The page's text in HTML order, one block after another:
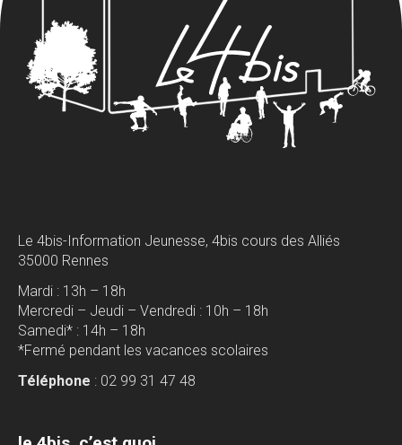
Le 4bis-Information Jeunesse, 4bis cours des Alliés
35000 Rennes
Mardi : 13h – 18h
Mercredi – Jeudi – Vendredi : 10h – 18h
Samedi* : 14h – 18h
*Fermé pendant les vacances scolaires
Téléphone : 02 99 31 47 48